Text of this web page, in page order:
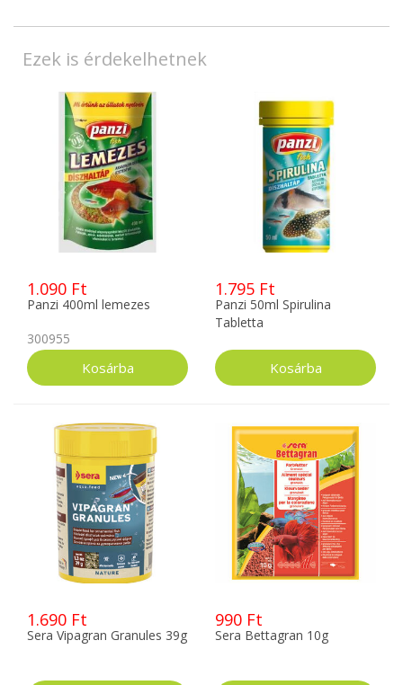
Ezek is érdekelhetnek
1.090 Ft
Panzi 400ml lemezes
300955
1.795 Ft
Panzi 50ml Spirulina
Tabletta
1.690 Ft
Sera Vipagran Granules 39g
990 Ft
Sera Bettagran 10g